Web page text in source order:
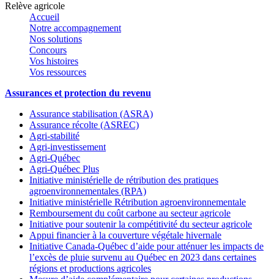
Relève agricole
Accueil
Notre accompagnement
Nos solutions
Concours
Vos histoires
Vos ressources
Assurances et protection du revenu
Assurance stabilisation (ASRA)
Assurance récolte (ASREC)
Agri-stabilité
Agri-investissement
Agri-Québec
Agri-Québec Plus
Initiative ministérielle de rétribution des pratiques
agroenvironnementales (RPA)
Initiative ministérielle Rétribution agroenvironnementale
Remboursement du coût carbone au secteur agricole
Initiative pour soutenir la compétitivité du secteur agricole
Appui financier à la couverture végétale hivernale
Initiative Canada-Québec d’aide pour atténuer les impacts de
l’excès de pluie survenu au Québec en 2023 dans certaines
régions et productions agricoles